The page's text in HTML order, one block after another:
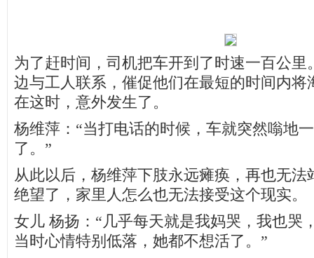
为了赶时间，司机把车开到了时速一百公里
边与工人联系，催促他们在最短的时间内将
在这时，意外发生了。
杨维萍：“当打电话的时候，车就突然嗡地
了。”
从此以后，杨维萍下肢永远瘫痪，再也无法
绝望了，家里人怎么也无法接受这个现实。
女儿 杨扬：“几乎每天就是我妈哭，我也哭
当时心情特别低落，她都不想活了。”